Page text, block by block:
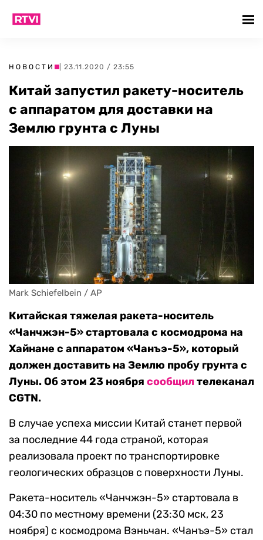
НОВОСТИ | 23.11.2020 / 23:55
Китай запустил ракету-носитель
с аппаратом для доставки на
Землю грунта с Луны
Mark Schiefelbein / AP
Китайская тяжелая ракета-носитель
«Чанчжэн-5» стартовала с космодрома на
Хайнане с аппаратом «Чанъэ-5», который
должен доставить на Землю пробу грунта с
Луны. Об этом 23 ноября сообщилтелеканал
CGTN.
В случае успеха миссии Китай станет первой
за последние 44 года страной, которая
реализовала проект по транспортировке
геологических образцов с поверхности Луны.
Ракета-носитель «Чанчжэн-5» стартовала в
04:30 по местному времени (23:30 мск, 23
ноября) с космодрома Вэньчан. «Чанъэ-5» стал